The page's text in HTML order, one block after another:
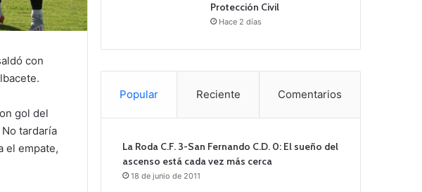
con
gol del
tardaría
el empate,
Protección Civil
Hace 2 días
Popular Reciente Comentarios
La Roda C.F. 3-San Fernando C.D. 0: El sueño del
ascenso está cada vez más cerca
18 de junio de 2011